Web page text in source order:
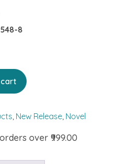
8
, New Release, Novel
over ₹999.00